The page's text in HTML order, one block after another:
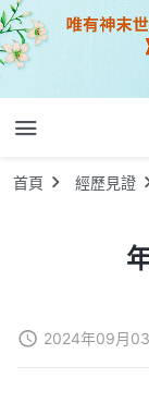
首頁 經歷見證
2024年09月